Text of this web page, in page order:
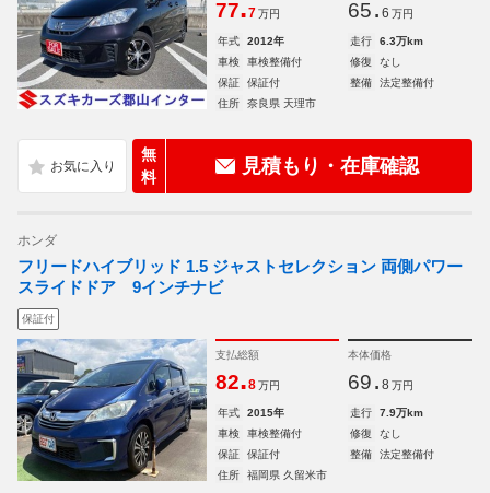
77.7 万円 65. 6 万円
年式 2012年 走行
6.3万km
車検
車検整備付 修復
なし
保証
保証付 整備
法定整備付
住所
奈良県 天理市
無
料
見積もり・在庫確認
ホンダ
フリードハイブリッド 1.5 ジャストセレクション 両側パワー
スライドドア 9インチナビ
保証付
支払総額
82.8 万円
本体価格
69. 8 万円
年式 2015年 走行
7.9万km
車検
車検整備付 修復
なし
保証
保証付 整備
法定整備付
住所
福岡県 久留米市